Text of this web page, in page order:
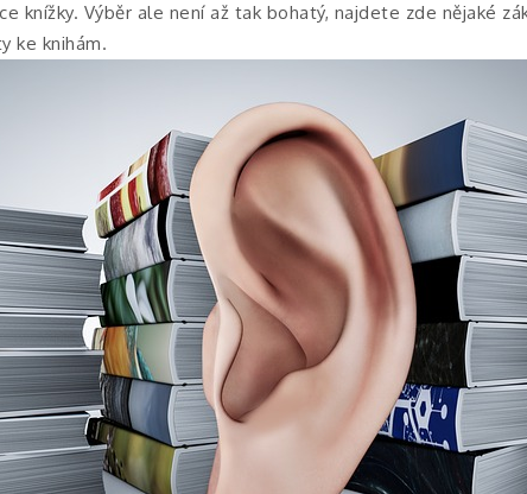
knížky. Výběr ale není až tak bohatý, najdete zde nějaké
ke knihám.